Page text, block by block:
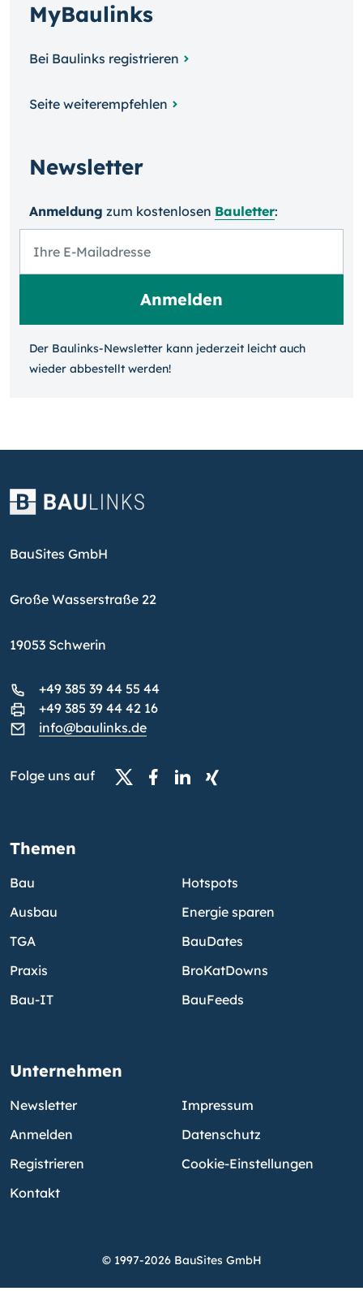
MyBaulinks
Bei Baulinks registrieren
Seite weiterempfehlen
Newsletter
Anmeldung zum kosten­losen Bauletter:
Der Baulinks-Newsletter kann jeder­zeit leicht auch
wieder ab­bestellt werden!
BauSites GmbH
Große Wasserstraße 22
19053 Schwerin
+49 385 39 44 55 44
+49 385 39 44 42 16
info@baulinks.de
Folge uns auf
Themen
Bau
Ausbau
TGA
Praxis
Bau-IT
Hotspots
Energie sparen
BauDates
BroKatDowns
BauFeeds
Unternehmen
Newsletter
Anmelden
Registrieren
Kontakt
Impressum
Datenschutz
Cookie-Einstellungen
© 1997-2026 BauSites GmbH